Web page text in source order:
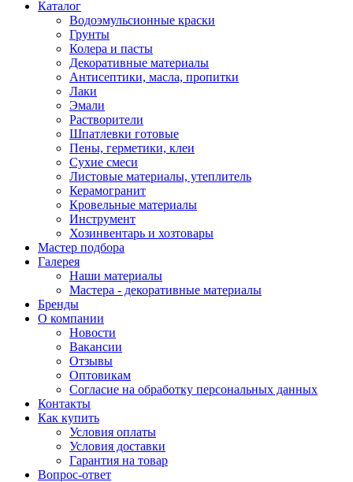
Каталог
Водоэмульсионные краски
Грунты
Колера и пасты
Декоративные материалы
Антисептики, масла, пропитки
Лаки
Эмали
Растворители
Шпатлевки готовые
Пены, герметики, клеи
Сухие смеси
Листовые материалы, утеплитель
Керамогранит
Кровельные материалы
Инструмент
Хозинвентарь и хозтовары
Мастер подбора
Галерея
Наши материалы
Мастера - декоративные материалы
Бренды
О компании
Новости
Вакансии
Отзывы
Оптовикам
Cогласие на обработку персональных данных
Контакты
Как купить
Условия оплаты
Условия доставки
Гарантия на товар
Вопрос-ответ